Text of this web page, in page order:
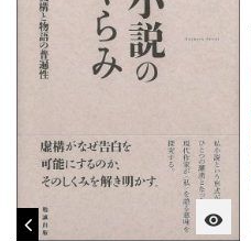
visibility